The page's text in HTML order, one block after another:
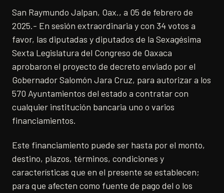
San Raymundo Jalpan, Oax., a 05 de febrero de
2025.- En sesión extraordinaria y con 34 votos a
favor, las diputadas y diputados de la Sexagésima
Sexta Legislatura del Congreso de Oaxaca
aprobaron el proyecto de decreto enviado por el
Gobernador Salomón Jara Cruz, para autorizar a los
570 Ayuntamientos del estado a contratar con
cualquier institución bancaria uno o varios
financiamientos.
Este financiamiento puede ser hasta por el monto,
destino, plazos, términos, condiciones y
características que en el presente se establecen;
para que afecten como fuente de pago del o los